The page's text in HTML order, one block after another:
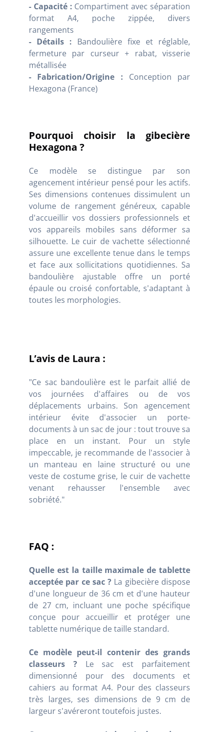
- Capacité : Compartiment avec séparation
format A4, poche zippée, divers
rangements
- Détails : Bandoulière fixe et réglable,
fermeture par curseur + rabat, visserie
métallisée
- Fabrication/Origine : Conception par
Hexagona (France)
Pourquoi choisir la gibecière
Hexagona ?
Ce modèle se distingue par son
agencement intérieur pensé pour les actifs.
Ses dimensions contenues dissimulent un
volume de rangement généreux, capable
d'accueillir vos dossiers professionnels et
vos appareils mobiles sans déformer sa
silhouette. Le cuir de vachette sélectionné
assure une excellente tenue dans le temps
et face aux sollicitations quotidiennes. Sa
bandoulière ajustable offre un porté
épaule ou croisé confortable, s'adaptant à
toutes les morphologies.
L’avis de Laura :
"Ce sac bandoulière est le parfait allié de
vos journées d'affaires ou de vos
déplacements urbains. Son agencement
intérieur évite d'associer un porte-
documents à un sac de jour : tout trouve sa
place en un instant. Pour un style
impeccable, je recommande de l'associer à
un manteau en laine structuré ou une
veste de costume grise, le cuir de vachette
venant rehausser l'ensemble avec
sobriété."
FAQ :
Quelle est la taille maximale de tablette
acceptée par ce sac ? La gibecière dispose
d'une longueur de 36 cm et d'une hauteur
de 27 cm, incluant une poche spécifique
conçue pour accueillir et protéger une
tablette numérique de taille standard.
Ce modèle peut-il contenir des grands
classeurs ?Le sac est parfaitement
dimensionné pour des documents et
cahiers au format A4. Pour des classeurs
très larges, ses dimensions de 9 cm de
largeur s'avéreront toutefois justes.